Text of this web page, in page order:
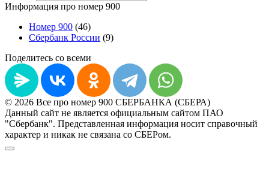
Информация про номер 900
Номер 900 (46)
Сбербанк России (9)
Поделитесь со всеми
© 2026 Все про номер 900 СБЕРБАНКА (СБЕРА)
Данный сайт не является официальным сайтом ПАО
"Сбербанк". Представленная информация носит справочный
характер и никак не связана со СБЕРом.